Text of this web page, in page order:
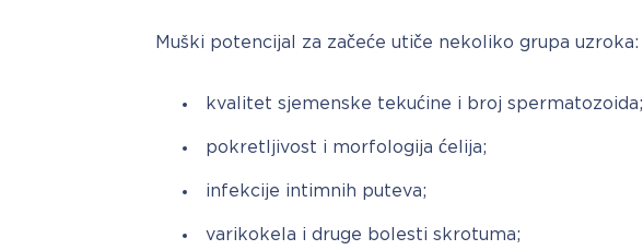
Muški potencijal za začeće utiče nekoliko grupa uzroka:
kvalitet sjemenske tekućine i broj spermatozoida;
pokretljivost i morfologija ćelija;
infekcije intimnih puteva;
varikokela i druge bolesti skrotuma;